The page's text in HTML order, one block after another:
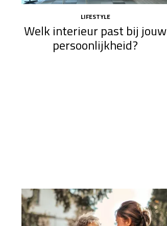
LIFESTYLE
Welk interieur past bij jouw
persoonlijkheid?